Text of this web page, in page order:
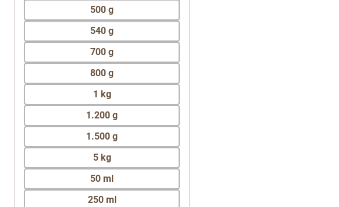
500 g
540 g
700 g
800 g
1 kg
1.200 g
1.500 g
5 kg
50 ml
250 ml